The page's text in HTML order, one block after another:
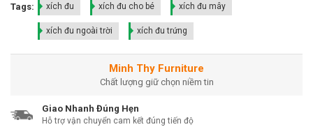
Tags: xích đu xích đu cho bé xích đu mây
xích đu ngoài trời xích đu trứng
Minh Thy Furniture
Chất lượng giữ chọn niềm tin
Giao Nhanh Đúng Hẹn
Hỗ trợ vận chuyển cam kết đúng tiến độ